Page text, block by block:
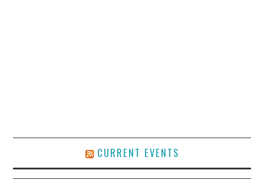
CURRENT EVENTS